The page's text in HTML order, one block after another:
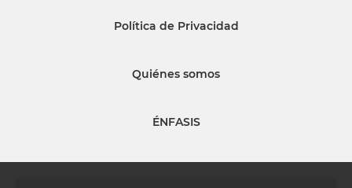
Política de Privacidad
Quiénes somos
ÉNFASIS